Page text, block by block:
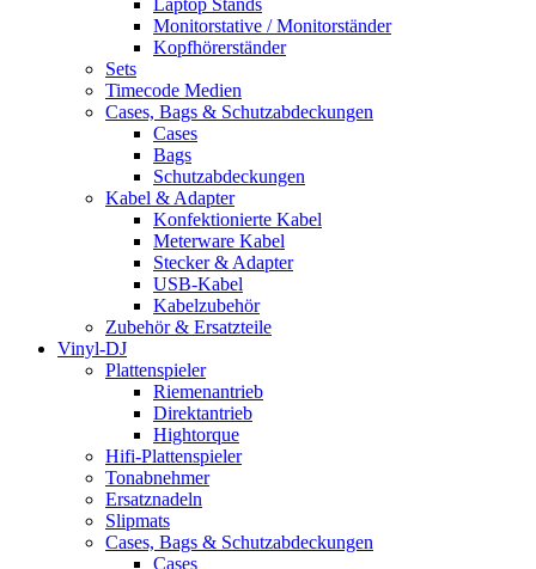
Laptop Stands
Monitorstative / Monitorständer
Kopfhörerständer
Sets
Timecode Medien
Cases, Bags & Schutzabdeckungen
Cases
Bags
Schutzabdeckungen
Kabel & Adapter
Konfektionierte Kabel
Meterware Kabel
Stecker & Adapter
USB-Kabel
Kabelzubehör
Zubehör & Ersatzteile
Vinyl-DJ
Plattenspieler
Riemenantrieb
Direktantrieb
Hightorque
Hifi-Plattenspieler
Tonabnehmer
Ersatznadeln
Slipmats
Cases, Bags & Schutzabdeckungen
Cases